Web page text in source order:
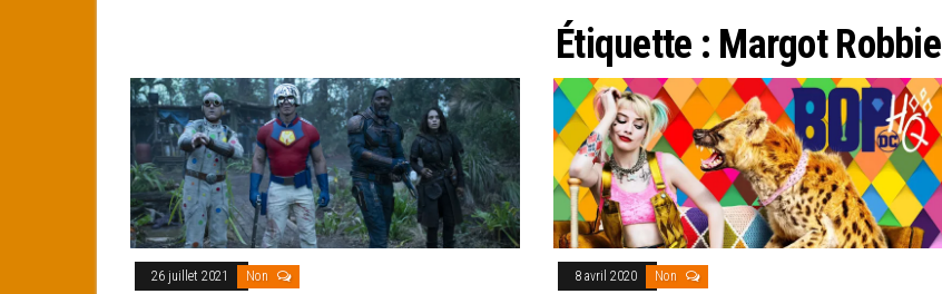
Étiquette : Margot Robbie
26 juillet 2021 Non 8 avril 2020 Non